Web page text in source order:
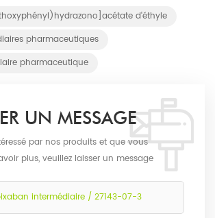
d'éthyle
pharmaceutiques
pharmaceutique
UN MESSAGE
par nos produits et que vous
plus, veuillez laisser un message
intermédiaire / 27143-07-3